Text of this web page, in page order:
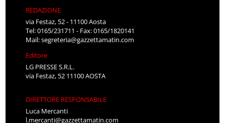
REDAZIONE
via Festaz, 52 - 11100 Aosta
Tel: 0165/231711 - Fax: 0165/1820141
Mail:segreteria@gazzettamatin.com
Editore
LG PRESSE S.R.L.
via Festaz, 52 11100 AOSTA
DIRETTORE RESPONSABILE
Luca Mercanti
l.mercanti@gazzettamatin.com